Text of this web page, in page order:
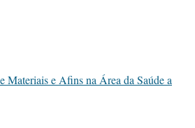
Materiais e Afins na Área da Saúde a